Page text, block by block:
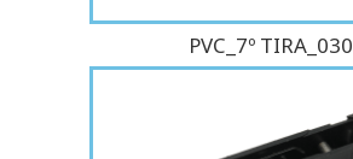
PVC_7º TIRA_030